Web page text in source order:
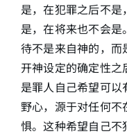
是，在犯罪之后不
是，在将来也不会
待不是来自神的，
开神设定的确定性之
是罪人自己希望可
野心，源于对任何
惧。这种希望自己